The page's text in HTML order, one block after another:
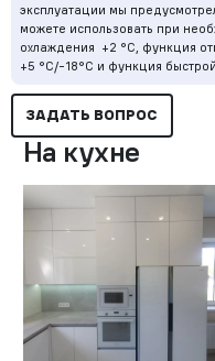
эксплуатации мы
можете использовать при
охлаждения +2 °С, функция
+5 °С/-18°С и функция
ЗАДАТЬ ВОПРОС
На кухне